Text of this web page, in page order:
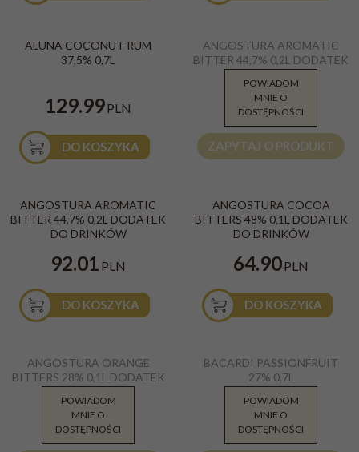
Kraj:Guatemala
Biały
ALUNA COCONUT RUM
37,5% 0,7L
129.99PLN
DO KOSZYKA
ANGOSTURA AROMATIC
BITTER 44,7% 0,2L DODATEK
DO DRINKÓW
98.00PLN
ZAPYTAJ O PRODUKT
POWIADOM
MNIE O
DOSTĘPNOŚCI
dodatek do drinków
ANGOSTURA AROMATIC
BITTER 44,7% 0,2L DODATEK
DO DRINKÓW
92.01 PLN
DO KOSZYKA
ANGOSTURA COCOA
BITTERS 48% 0,1L DODATEK
DO DRINKÓW
64.90PLN
DO KOSZYKA
ANGOSTURA ORANGE
BITTERS 28% 0,1L DODATEK
DO DRINKÓW
69.00PLN
POWIADOM
MNIE O
DOSTĘPNOŚCI
BACARDI PASSIONFRUIT
27% 0,7L
59.99PLN
POWIADOM
MNIE O
DOSTĘPNOŚCI